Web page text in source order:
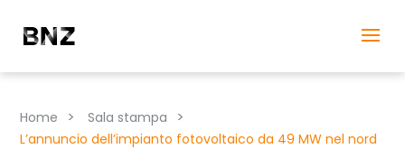
Home > Sala stampa >
L’annuncio dell’impianto fotovoltaico da 49 MW nel nord